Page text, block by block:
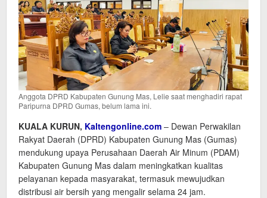
Anggota DPRD Kabupaten Gunung Mas, Lelie saat menghadiri rapat
Paripurna DPRD Gumas, belum lama ini.
KUALA KURUN, Kaltengonline.com – Dewan Perwakilan
Rakyat Daerah (DPRD) Kabupaten Gunung Mas (Gumas)
mendukung upaya Perusahaan Daerah Air Minum (PDAM)
Kabupaten Gunung Mas dalam meningkatkan kualitas
pelayanan kepada masyarakat, termasuk mewujudkan
distribusi air bersih yang mengalir selama 24 jam.